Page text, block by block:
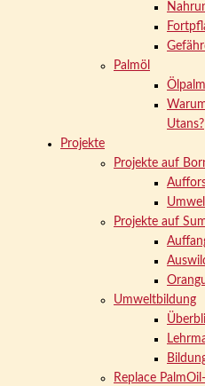
Palmöl
Utans?
Projekte
Projekte auf
Projekte auf
Umweltbildung
Replace